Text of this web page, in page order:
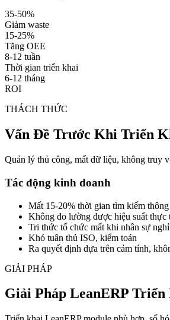
35-50%
Giảm waste
15-25%
Tăng OEE
8-12 tuần
Thời gian triển khai
6-12 tháng
ROI
THÁCH THỨC
Vấn Đề Trước Khi Triển
Quản lý thủ công, mất dữ liệu, không truy
Tác động kinh doanh
Mất 15-20% thời gian tìm kiếm
Không đo lường được hiệu suất thực
Tri thức tổ chức mất khi nhân sự nghỉ
Khó tuân thủ ISO, kiểm toán
Ra quyết định dựa trên cảm tính,
GIẢI PHÁP
Giải Pháp LeanERP